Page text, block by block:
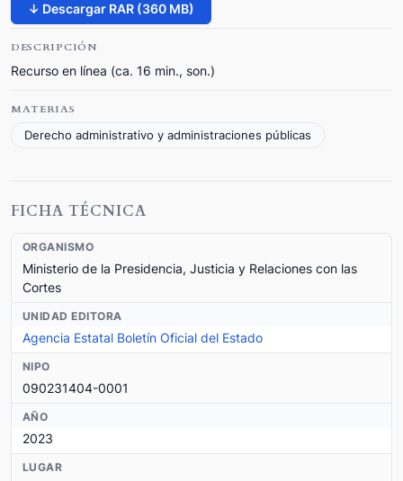
↓ Descargar RAR (360 MB)
DESCRIPCIÓN
Recurso en línea (ca. 16 min., son.)
MATERIAS
Derecho administrativo y administraciones públicas
FICHA TÉCNICA
ORGANISMO
Ministerio de la Presidencia, Justicia y Relaciones con las
Cortes
UNIDAD EDITORA
Agencia Estatal Boletín Oficial del Estado
NIPO
090231404-0001
AÑO
2023
LUGAR